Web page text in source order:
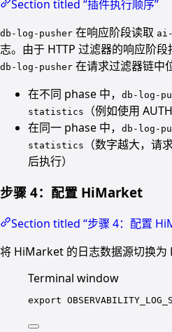
Section titled “插件执行顺序”
db-log-pusher 在响应阶段读取
志。由于 HTTP 过滤器的响应阶
db-log-pusher 在请求过滤器链中
在不同 phase 中，
db-log-
statistics
（例如使用
在同一 phase 中，
db-log-
statistics
（数字越大，请
后执行）
步骤 4：配置 HiMarket
Section titled “步骤 4：配置
将 HiMarket 的日志数据源切换为
Terminal window
export